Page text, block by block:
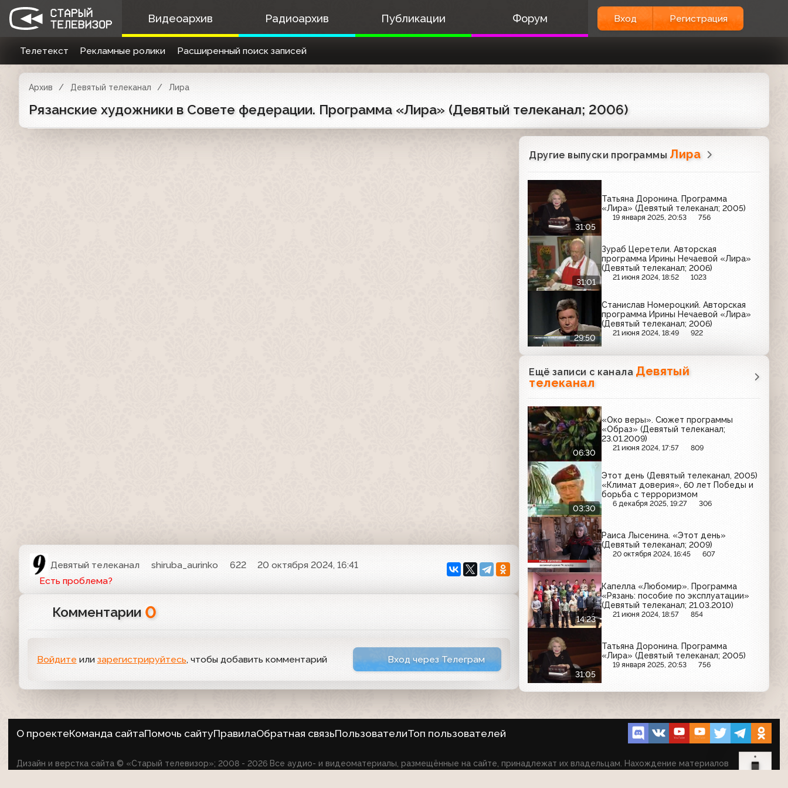
Видеоархив Радиоархив Публикации Форум Вход Регистрация
Телетекст Рекламные ролики Расширенный поиск записей
Архив Девятый телеканал Лира
Рязанские художники в Совете федерации. Программа «Лира» (Девятый телеканал; 2006)
Девятый телеканал shiruba_aurinko 622
20 октября 2024, 16:41
Есть проблема?
Комментарии 0
Войдите или зарегистрируйтесь, чтобы добавить комментарий Вход через Телеграм
Другие выпуски программы Лира
31:05
Татьяна Доронина. Программа
«Лира» (Девятый телеканал; 2005)
19 января 2025, 20:53 756
31:01
Зураб Церетели. Авторская
программа Ирины Нечаевой «Лира»
(Девятый телеканал; 2006)
21 июня 2024, 18:52 1023
29:50
Станислав Номероцкий. Авторская
программа Ирины Нечаевой «Лира»
(Девятый телеканал; 2006)
21 июня 2024, 18:49 922
Ещё записи с канала Девятый
телеканал
06:30
«Око веры». Сюжет программы
«Образ» (Девятый телеканал;
23.01.2009)
21 июня 2024, 17:57 809
03:30
Этот день (Девятый телеканал, 2005)
«Климат доверия», 60 лет Победы и
борьба с терроризмом
6 декабря 2025, 19:27 306
Раиса Лысенина. «Этот день»
(Девятый телеканал; 2009)
20 октября 2024, 16:45 607
14:23
Капелла «Любомир». Программа
«Рязань: пособие по эксплуатации»
(Девятый телеканал; 21.03.2010)
21 июня 2024, 18:57 854
31:05
Татьяна Доронина. Программа
«Лира» (Девятый телеканал; 2005)
19 января 2025, 20:53 756
О проектеКоманда сайтаПомочь сайтуПравилаОбратная связьПользователиТоп пользователей
Дизайн и верстка сайта © «Старый телевизор»; 2008 - 2026 Все аудио- и видеоматериалы, размещённые на сайте, принадлежат их владельцам. Нахождение материалов
на сайте не оспаривает авторские права их создателей.